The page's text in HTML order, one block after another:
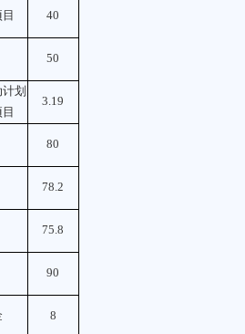
40
50
划
3.19
80
78.2
75.8
90
8